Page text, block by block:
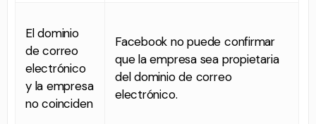
El dominio
de correo
electrónico
y la empresa
no coinciden
Facebook no puede confirmar
que la empresa sea propietaria
del dominio de correo
electrónico.